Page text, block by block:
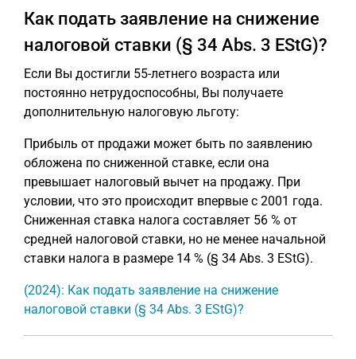
Как подать заявление на снижение
налоговой ставки (§ 34 Abs. 3 EStG)?
Если Вы достигли 55-летнего возраста или
постоянно нетрудоспособны, Вы получаете
дополнительную налоговую льготу:
Прибыль от продажи может быть по заявлению
обложена по сниженной ставке, если она
превышает налоговый вычет на продажу. При
условии, что это происходит впервые с 2001 года.
Сниженная ставка налога составляет 56 % от
средней налоговой ставки, но не менее начальной
ставки налога в размере 14 % (§ 34 Abs. 3 EStG).
(2024): Как подать заявление на снижение
налоговой ставки (§ 34 Abs. 3 EStG)?